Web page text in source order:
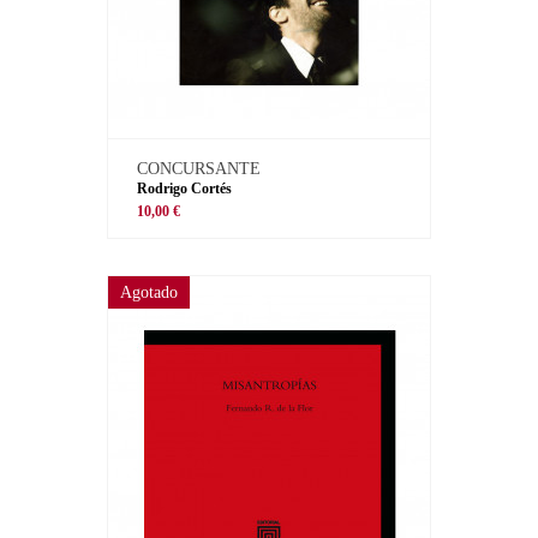
CONCURSANTE
Rodrigo Cortés
10,00 €
Agotado